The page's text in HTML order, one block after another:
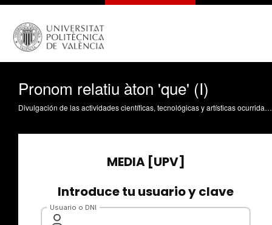
Pronom relatiu àton 'que' (I)
Divulgación de las actividades científicas, tecnológicas y artísticas ocurridas en los tres campus de la UPV